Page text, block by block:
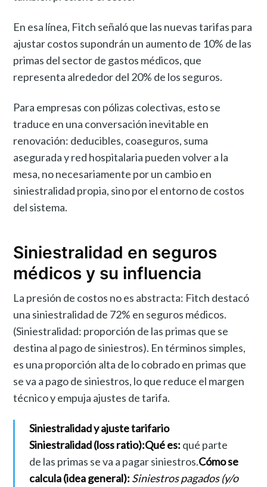
En esa línea, Fitch señaló que las nuevas tarifas para
ajustar costos supondrán un aumento de 10% de las
primas del sector de gastos médicos, que
representa alrededor del 20% de los seguros.
Para empresas con pólizas colectivas, esto se
traduce en una conversación inevitable en
renovación: deducibles, coaseguros, suma
asegurada y red hospitalaria pueden volver a la
mesa, no necesariamente por un cambio en
siniestralidad propia, sino por el entorno de costos
del sistema.
Siniestralidad en seguros
médicos y su influencia
La presión de costos no es abstracta: Fitch destacó
una siniestralidad de 72% en seguros médicos.
(Siniestralidad: proporción de las primas que se
destina al pago de siniestros). En términos simples,
es una proporción alta de lo cobrado en primas que
se va a pago de siniestros, lo que reduce el margen
técnico y empuja ajustes de tarifa.
Siniestralidad y ajuste tarifario
Siniestralidad (loss ratio):Qué es: qué parte
de las primas se va a pagar siniestros.Cómo se
calcula (idea general): Siniestros pagados (y/o